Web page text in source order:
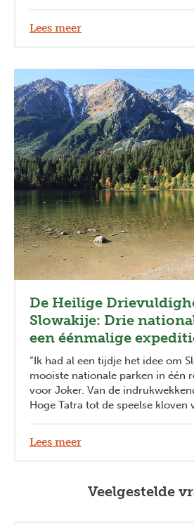
Lees meer
De Heilige
Slowakije: Drie
een éénmalige
“Ik had al een tijdje het idee om
mooiste nationale parken in één
voor Joker. Van de
Hoge Tatra tot de speelse kloven
Lees meer
Veelgestelde